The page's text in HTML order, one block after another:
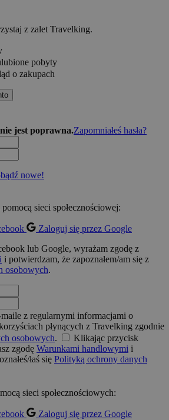
z zalet Travelking.
pobyty
o zakupach
jest poprawna.Zapomniałeś hasła?
nowe!
sieci społecznościowej:
Zaloguj się przez Google
lub Google, wyrażam zgodę z
i potwierdzam, że zapoznałem/am się z
osobowych.
z regularnymi informacjami o
płynących z Travelking zgodnie
osobowych.
Klikając przycisk
zgodę Warunkami handlowymi i
łaś się Polityką ochrony danych
sieci społecznościowych:
Zaloguj się przez Google